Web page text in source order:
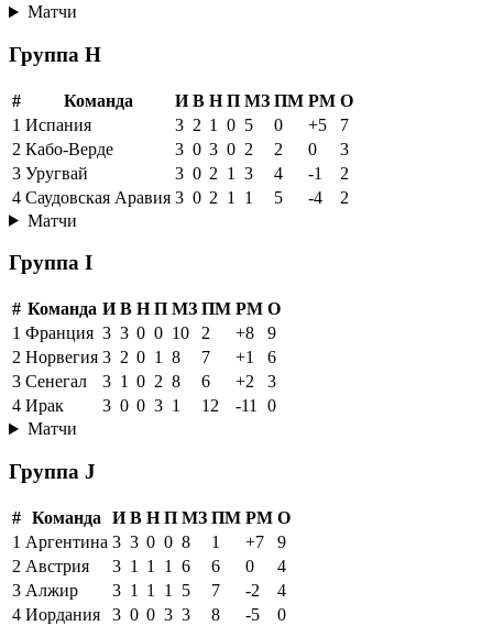
Матчи
Группа H
# Команда И В Н П МЗ ПМ РМ О
1 Испания 3 2 1 0 5 0 +5
7
2 Кабо-Верде 3 0 3 0 2 2 0
3
3 Уругвай 3 0 2 1 3 4 -1
2
4 Саудовская Аравия 3 0 2 1 1 5 -4
2
Матчи
Группа I
# Команда И В Н П МЗ ПМ РМ О
1 Франция 3 3 0 0 10 2 +8
9
2 Норвегия 3 2 0 1 8 7 +1
6
3 Сенегал 3 1 0 2 8 6 +2
3
4 Ирак 3 0 0 3 1 12 -11
0
Матчи
Группа J
# Команда И В Н П МЗ ПМ РМ О
1 Аргентина 3 3 0 0 8 1 +7
9
2 Австрия 3 1 1 1 6 6 0
4
3 Алжир 3 1 1 1 5 7 -2
4
4 Иордания 3 0 0 3 3 8 -5
0